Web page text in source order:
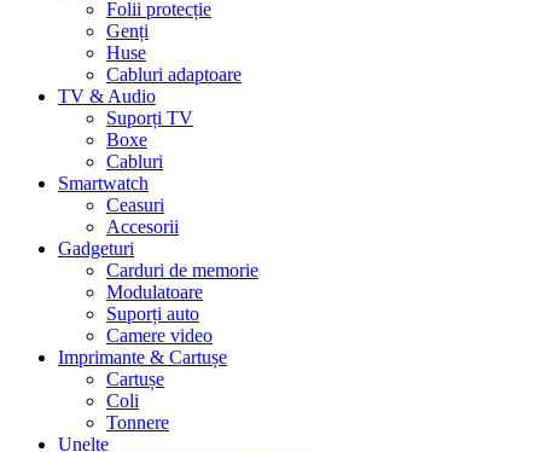
Folii protecție
Genți
Huse
Cabluri adaptoare
TV & Audio
Suporți TV
Boxe
Cabluri
Smartwatch
Ceasuri
Accesorii
Gadgeturi
Carduri de memorie
Modulatoare
Suporți auto
Camere video
Imprimante & Cartușe
Cartușe
Coli
Tonnere
Unelte